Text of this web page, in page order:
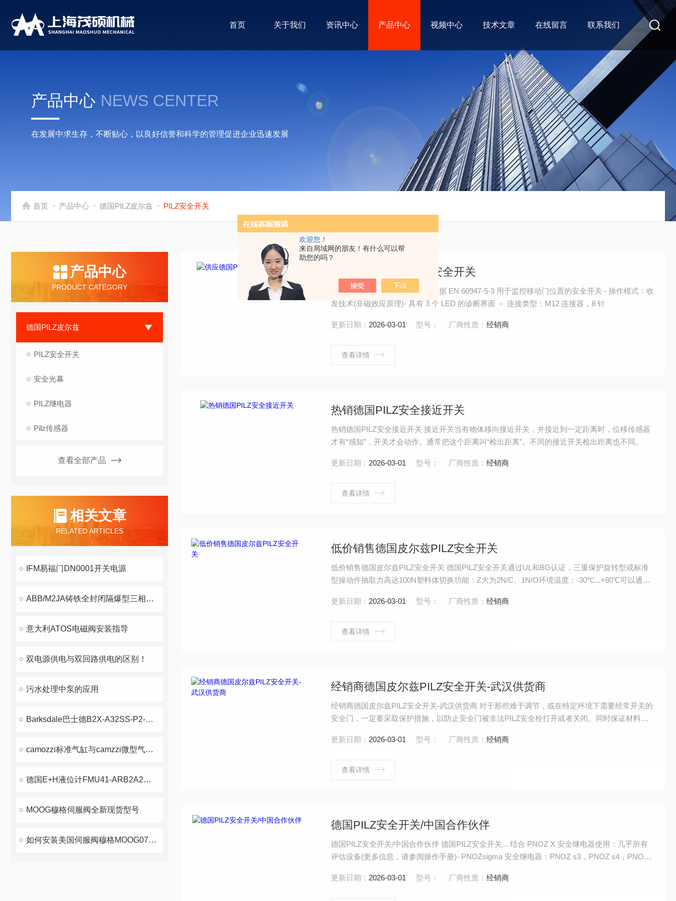
欢迎您！
来自局域网的朋友！有什么可以帮
助您的吗？
首页 关于我们 资讯中心 产品中心 视频中心 技术文章 在线留言 联系我们
产品中心 NEWS CENTER
在发展中求生存，不断贴心，以良好信誉和科学的管理促进企业迅速发展
首页 - 产品中心 - 德国PILZ皮尔兹 - PILZ安全开关
产品中心
PRODUCT CATEGORY
德国PILZ皮尔兹
PILZ安全开关
安全光幕
PILZ继电器
Pilz传感器
查看全部产品
相关文章
RELATED ARTICLES
IFM易福门DN0001开关电源
ABB/M2JA铸铁全封闭隔爆型三相异步电动机
意大利ATOS电磁阀安装指导
双电源供电与双回路供电的区别！
污水处理中泵的应用
Barksdale巴士德B2X-A32SS-P2-UL美国到货
camozzi标准气缸与camzzi微型气缸综合参数
德国E+H液位计FMU41-ARB2A2故障判断及解决方法
MOOG穆格伺服阀全新现货型号
如何安装美国伺服阀穆格MOOG072-1202-10
供应德国PILZ编码型安全开关
供应德国PILZ编码型安全开关 依据 EN 60947-5-3 用于监控移动门位置的安全开关 - 操作模式：收
发技术(非磁效应原理)- 具有 3 个 LED 的诊断界面 － 连接类型：M12 连接器，8 针
更新日期： 2026-03-01 型号： 厂商性质：经销商
查看详情
热销德国PILZ安全接近开关
热销德国PILZ安全接近开关 接近开关当有物体移向接近开关，并接近到一定距离时，位移传感器
才有“感知”，开关才会动作。通常把这个距离叫“检出距离”。不同的接近开关检出距离也不同。
更新日期： 2026-03-01 型号： 厂商性质：经销商
查看详情
低价销售德国皮尔兹PILZ安全开关
低价销售德国皮尔兹PILZ安全开关 德国PILZ安全开关通过UL和BG认证，三重保护旋转型或标准
型操动件抽取力高达100N塑料体切换功能：Z大为2N/C、1N/O环境温度：-30℃...+80℃可以通过
更新日期： 2026-03-01 型号： 厂商性质：经销商
查看详情
经销商德国皮尔兹PILZ安全开关-武汉供货商
经销商德国皮尔兹PILZ安全开关-武汉供货商 对于那些难于调节，或在特定环境下需要经常开关的
安全门，一定要采取保护措施，以防止安全门被非法PILZ安全栓打开或者关闭。同时保证材料的
更新日期： 2026-03-01 型号： 厂商性质：经销商
查看详情
德国PILZ安全开关/中国合作伙伴
德国PILZ安全开关/中国合作伙伴 德国PILZ安全开关... 结合 PNOZ X 安全继电器使用：几乎所有
评估设备(更多信息，请参阅操作手册)- PNOZsigma 安全继电器：PNOZ s3，PNOZ s4，PNOZ
更新日期： 2026-03-01 型号： 厂商性质：经销商